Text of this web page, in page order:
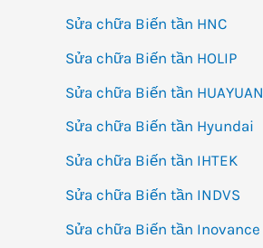
Sửa chữa Biến tần HNC
Sửa chữa Biến tần HOLIP
Sửa chữa Biến tần HUAYUAN
Sửa chữa Biến tần Hyundai
Sửa chữa Biến tần IHTEK
Sửa chữa Biến tần INDVS
Sửa chữa Biến tần Inovance